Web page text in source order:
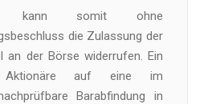
kann somit ohne
die Zulassung der
an der Börse widerrufen. Ein
Aktionäre auf eine im
Barabfindung in